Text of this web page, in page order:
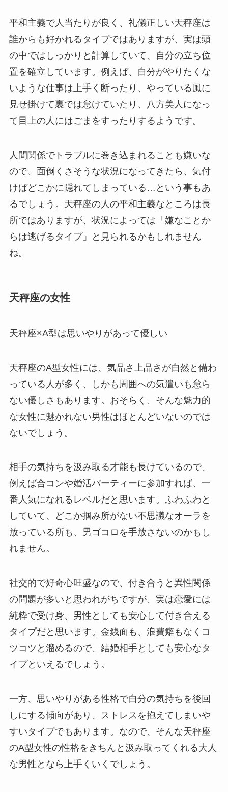
平和主義で人当たりが良く、礼儀正しい天秤座は
誰からも好かれるタイプではありますが、実は頭
の中ではしっかりと計算していて、自分の立ち位
置を確立しています。例えば、自分がやりたくな
いような仕事は上手く断ったり、やっている風に
見せ掛けて裏では怠けていたり、八方美人になっ
て目上の人にはごまをすったりするようです。
人間関係でトラブルに巻き込まれることも嫌いな
ので、面倒くさそうな状況になってきたら、気付
けばどこかに隠れてしまっている…という事もあ
るでしょう。天秤座の人の平和主義なところは長
所ではありますが、状況によっては「嫌なことか
らは逃げるタイプ」と見られるかもしれません
ね。
天秤座の女性
天秤座×A型は思いやりがあって優しい
天秤座のA型女性には、気品さ上品さが自然と備わ
っている人が多く、しかも周囲への気遣いも怠ら
ない優しさもあります。おそらく、そんな魅力的
な女性に魅かれない男性はほとんどいないのでは
ないでしょう。
相手の気持ちを汲み取る才能も長けているので、
例えば合コンや婚活パーティーに参加すれば、一
番人気になれるレベルだと思います。ふわふわと
していて、どこか掴み所がない不思議なオーラを
放っている所も、男ゴコロを手放さないのかもし
れません。
社交的で好奇心旺盛なので、付き合うと異性関係
の問題が多いと思われがちですが、実は恋愛には
純粋で受け身、男性としても安心して付き合える
タイプだと思います。金銭面も、浪費癖もなくコ
ツコツと溜めるので、結婚相手としても安心なタ
イプといえるでしょう。
一方、思いやりがある性格で自分の気持ちを後回
しにする傾向があり、ストレスを抱えてしまいや
すいタイプでもあります。なので、そんな天秤座
のA型女性の性格をきちんと汲み取ってくれる大人
な男性となら上手くいくでしょう。